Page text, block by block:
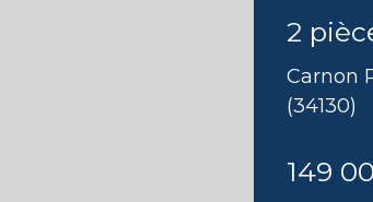
2
Carnon
(34130)
149